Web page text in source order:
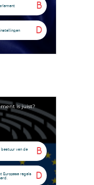
B
D
is juist?
B
van de
D
Europese regels